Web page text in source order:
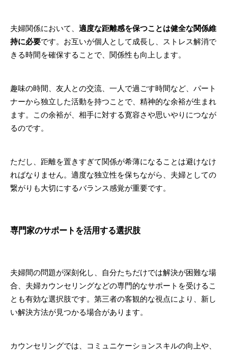
夫婦関係において、 適度な距離感を保つことは健全な関係維
持に必要です。お互いが個人として成長し、ストレス解消で
きる時間を確保することで、関係性も向上します。
趣味の時間、友人との交流、一人で過ごす時間など、パート
ナーから独立した活動を持つことで、精神的な余裕が生まれ
ます。この余裕が、相手に対する寛容さや思いやりにつなが
るのです。
ただし、距離を置きすぎて関係が希薄になることは避けなけ
ればなりません。適度な独立性を保ちながら、夫婦としての
繋がりも大切にするバランス感覚が重要です。
専門家のサポートを活用する選択肢
夫婦間の問題が深刻化し、自分たちだけでは解決が困難な場
合、夫婦カウンセリングなどの専門的なサポートを受けるこ
とも有効な選択肢です。第三者の客観的な視点により、新し
い解決方法が見つかる場合があります。
カウンセリングでは、コミュニケーションスキルの向上や、